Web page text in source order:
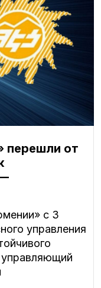
перешли от
с 3
управления
управляющий